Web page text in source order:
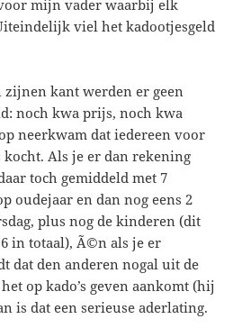
mijn vader waarbij elk
viel het kadootjesgeld
zijnen kant werden er geen
noch kwa prijs, noch kwa
neerkwam dat iedereen voor
kocht. Als je er dan rekening
toch gemiddeld met 7
oudejaar en dan nog eens 2
plus nog de kinderen (dit
in totaal), Ã©n als je er
dat den anderen nogal uit de
op kado’s geven aankomt (hij
is dat een serieuse aderlating.